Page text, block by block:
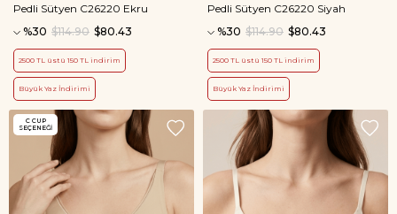
Pedli Sütyen C26220 Ekru
%30
$80.43
$114.90
2500 TL üstü 150 TL indirim
Büyük Yaz İndirimi
Pedli Sütyen C26220 Siyah
%30
$80.43
$114.90
2500 TL üstü 150 TL indirim
Büyük Yaz İndirimi
C CUP
SEÇENEĞI